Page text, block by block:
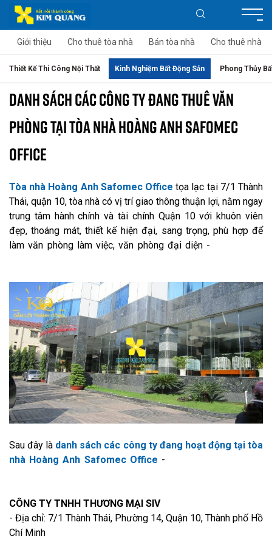
Giới thiệu Cho thuê tòa nhà Bán tòa nhà Cho thuê nhà
Thiết Kế Thi Công Nội Thất Kinh Nghiệm Bất Động Sản Phong Thủy
DANH SÁCH CÁC CÔNG TY ĐANG THUÊ VĂN
PHÒNG TẠI TÒA NHÀ HOÀNG ANH SAFOMEC
OFFICE
Tòa nhà Hoàng Anh Safomec Office tọa lạc tại 7/1 Thành
Thái, quận 10, tòa nhà có vị trí giao thông thuận lợi, nằm ngay
trung tâm hành chính và tài chính Quận 10 với khuôn viên
đẹp, thoáng mát, thiết kế hiện đại, sang trọng, phù hợp để
làm văn phòng làm việc, văn phòng đại diện -
Sau đây là danh sách các công ty đang hoạt động tại tòa
nhà Hoàng Anh Safomec Office -
CÔNG TY TNHH THƯƠNG MẠI SIV
- Địa chỉ: 7/1 Thành Thái, Phường 14, Quận 10, Thành phố Hồ
Chí Minh